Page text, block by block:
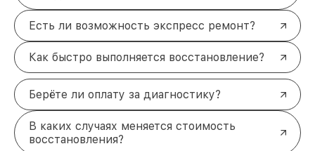
Есть ли возможность экспресс ремонт?
Как быстро выполняется восстановление?
Берёте ли оплату за диагностику?
В каких случаях меняется стоимость
восстановления?